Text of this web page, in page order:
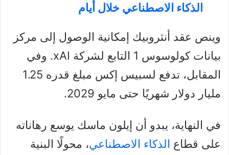
الذكاء الاصطناعي خلال أيام
وينص عقد أنثروبيك إمكانية الوصول إلى مركز
بيانات كولوسوس 1 التابع لشركة xAI. وفي
المقابل، تدفع لسبيس إكس مبلغ قدره 1.25
مليار دولار شهريًا حتى مايو 2029.
في النهاية، يبدو أن إيلون ماسك يوسع رهاناته
على قطاع الذكاء الاصطناعي، محولًا البنية